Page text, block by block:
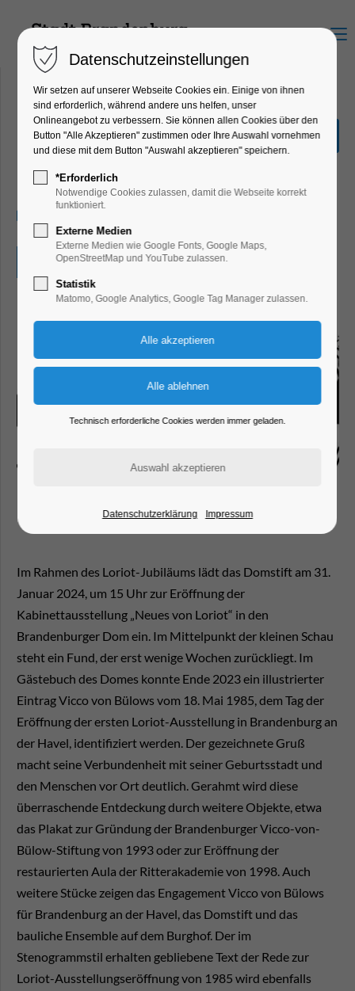
Menu
Neues von Loriot: Bisher
unbekannte Illustration
Ausstellung, Kunst, Loriot
Eintritt frei
Im Rahmen des Loriot-Jubiläums lädt das Domstift am 31.
Januar 2024, um 15 Uhr zur Eröffnung der
Kabinettausstellung „Neues von Loriot“ in den
Brandenburger Dom ein. Im Mittelpunkt der kleinen Schau
steht ein Fund, der erst wenige Wochen zurückliegt. Im
Gästebuch des Domes konnte Ende 2023 ein illustrierter
Eintrag Vicco von Bülows vom 18. Mai 1985, dem Tag der
Eröffnung der ersten Loriot-Ausstellung in Brandenburg an
der Havel, identifiziert werden. Der gezeichnete Gruß
macht seine Verbundenheit mit seiner Geburtsstadt und
den Menschen vor Ort deutlich. Gerahmt wird diese
überraschende Entdeckung durch weitere Objekte, etwa
das Plakat zur Gründung der Brandenburger Vicco-von-
Bülow-Stiftung von 1993 oder zur Eröffnung der
restaurierten Aula der Ritterakademie von 1998. Auch
weitere Stücke zeigen das Engagement Vicco von Bülows
für Brandenburg an der Havel, das Domstift und das
bauliche Ensemble auf dem Burghof. Der im
Stenogrammstil erhalten gebliebene Text der Rede zur
Loriot-Ausstellungseröffnung von 1985 wird ebenfalls
Datenschutzeinstellungen
Wir setzen auf unserer Webseite Cookies ein. Einige von ihnen
sind erforderlich, während andere uns helfen, unser
Onlineangebot zu verbessern. Sie können allen Cookies über den
Button "Alle Akzeptieren" zustimmen oder Ihre Auswahl vornehmen
und diese mit dem Button "Auswahl akzeptieren" speichern.
*Erforderlich
Notwendige Cookies zulassen, damit die Webseite korrekt
funktioniert.
Externe Medien
Externe Medien wie Google Fonts, Google Maps,
OpenStreetMap und YouTube zulassen.
Statistik
Matomo, Google Analytics, Google Tag Manager zulassen.
Technisch erforderliche Cookies werden immer geladen.
Datenschutzerklärung Impressum